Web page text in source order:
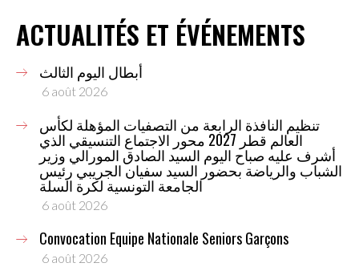
ACTUALITÉS ET ÉVÉNEMENTS
أبطال اليوم الثالث
6 août 2026
تنظيم النافذة الرابعة من التصفيات المؤهلة لكأس
العالم قطر 2027 محور الاجتماع التنسيقي الذي
أشرف عليه صباح اليوم السيد الصادق المورالي وزير
الشباب والرياضة بحضور السيد سفيان الجريبي رئيس
الجامعة التونسية لكرة السلة
6 août 2026
Convocation Equipe Nationale Seniors Garçons
6 août 2026